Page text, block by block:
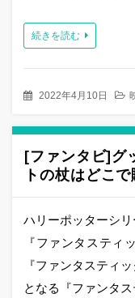
続きを読む
2022年4月10日
[ファンタビ]グ
トの杖はどこ
ハリーポッターシ
『ファンタスティ
『ファンタスティ
となる『ファンタ